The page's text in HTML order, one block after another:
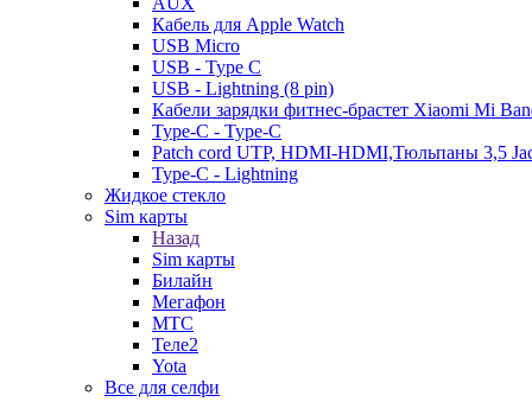
Кабель для Apple Watch
USB Micro
USB - Type C
USB - Lightning (8 pin)
Кабели зарядки фитнес-брастет Xiaomi Mi
Type-C - Type-C
Patch cord UTP, HDMI-HDMI,Тюльпаны 3,5
Type-C - Lightning
Жидкое стекло
Sim карты
Назад
Sim карты
Билайн
Мегафон
МТС
Теле2
Yota
Все для селфи